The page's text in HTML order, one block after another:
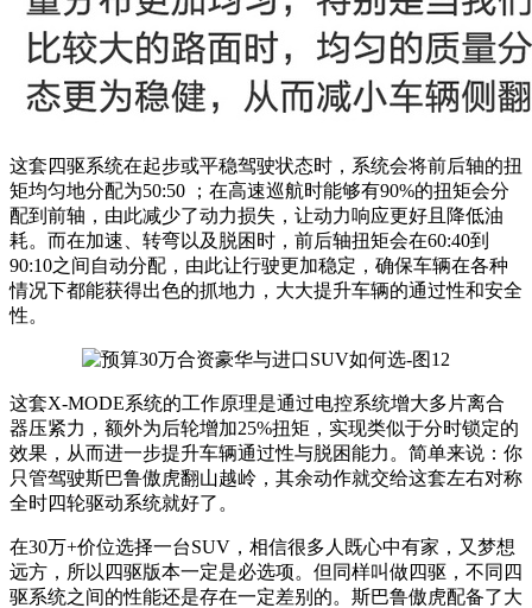
这套四驱系统在起步或平稳驾驶状态时，系统会将前后轴的扭
矩均匀地分配为50:50 ；在高速巡航时能够有90%的扭矩会分
配到前轴，由此减少了动力损失，让动力响应更好且降低油
耗。而在加速、转弯以及脱困时，前后轴扭矩会在60:40到
90:10之间自动分配，由此让行驶更加稳定，确保车辆在各种
情况下都能获得出色的抓地力，大大提升车辆的通过性和安全
性。
这套X-MODE系统的工作原理是通过电控系统增大多片离合
器压紧力，额外为后轮增加25%扭矩，实现类似于分时锁定的
效果，从而进一步提升车辆通过性与脱困能力。简单来说：你
只管驾驶斯巴鲁傲虎翻山越岭，其余动作就交给这套左右对称
全时四轮驱动系统就好了。
在30万+价位选择一台SUV，相信很多人既心中有家，又梦想
远方，所以四驱版本一定是必选项。但同样叫做四驱，不同四
驱系统之间的性能还是存在一定差别的。斯巴鲁傲虎配备了大